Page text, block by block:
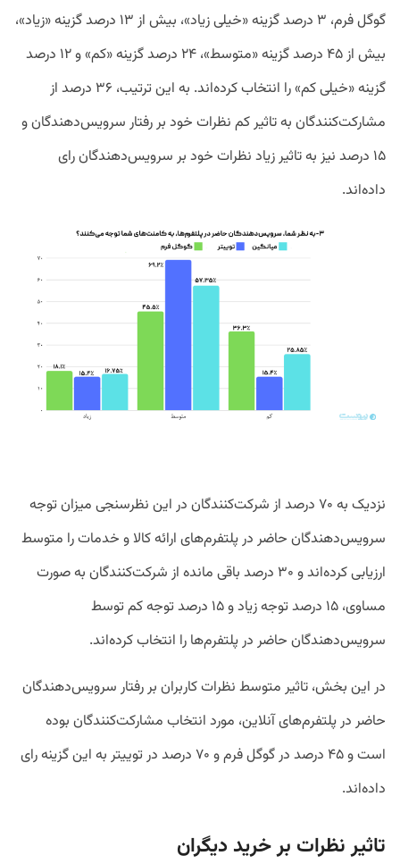
گوگل فرم، ۳ درصد گزینه «خیلی زیاد»، بیش از ۱۳ درصد گزینه «زیاد»،
بیش از ۴۵ درصد گزینه «متوسط»، ۲۴ درصد گزینه «کم» و ۱۲ درصد
گزینه «خیلی کم» را انتخاب کرده‌اند. به این ترتیب، ۳۶ درصد از
مشارکت‌کنندگان به تاثیر کم نظرات خود بر رفتار سرویس‌دهندگان و
۱۵ درصد نیز به تاثیر زیاد نظرات خود بر سرویس‌‌دهندگان رای
داده‌اند.
نزدیک به ۷۰ درصد از شرکت‌کنندگان در این نظرسنجی میزان توجه
سرویس‌دهندگان حاضر در پلتفرم‌‎های ارائه کالا و خدمات را متوسط
ارزیابی کرده‌اند و ۳۰ درصد باقی مانده از شرکت‌کنندگان به صورت
مساوی، ۱۵ درصد توجه زیاد و ۱۵ درصد توجه کم توسط
سرویس‌دهندگان حاضر در پلتفرم‌ها را انتخاب کرده‌اند.
در این بخش، تاثیر متوسط نظرات کاربران بر رفتار سرویس‌دهندگان
حاضر در پلتفرم‌های آنلاین، مورد انتخاب مشارکت‌کنندگان بوده
است و ۴۵ درصد در گوگل فرم و ۷۰ درصد در توییتر به این گزینه رای
داده‌اند.
تاثیر نظرات بر خرید دیگران